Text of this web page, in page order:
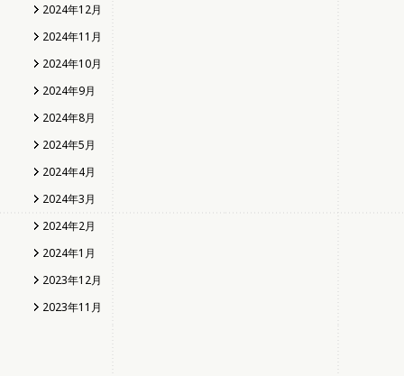
2024年12月
2024年11月
2024年10月
2024年9月
2024年8月
2024年5月
2024年4月
2024年3月
2024年2月
2024年1月
2023年12月
2023年11月